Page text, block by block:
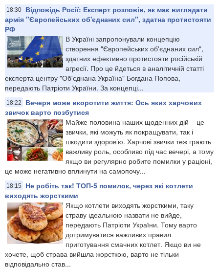
18:30
Відповідь Росії: Експерт розповів, як має виглядати
армія "Європейських об'єднаних сил", здатна протистояти
РФ
В Україні запропонували концепцію
створення "Європейських об'єднаних сил",
здатних ефективно протистояти російській
агресії. Про це йдеться в аналітичній статті
експерта центру "Об'єднана Україна" Богдана Попова,
передають Патріоти України. За концепці...
18:22
Вечеря може вкоротити життя: Ось яких харчових
звичок варто позбутися
Майже половина наших щоденних дій – це
звички, які можуть як покращувати, так і
шкодити здоров’ю. Харчові звички теж грають
важливу роль, особливо під час вечері, а тому
якщо ви регулярно робите помилки у раціоні,
це може негативно вплинути на самопочу...
18:15
Не робіть так! ТОП-5 помилок, через які котлети
виходять жорсткими
Якщо котлети виходять жорсткими, таку
страву ідеальною назвати не вийде,
передають Патріоти України. Тому варто
дотримуватися важливих правил
приготування смачних котлет. Якщо ви не
хочете, щоб страва вийшла жорсткою, варто не тільки
відповідально став...